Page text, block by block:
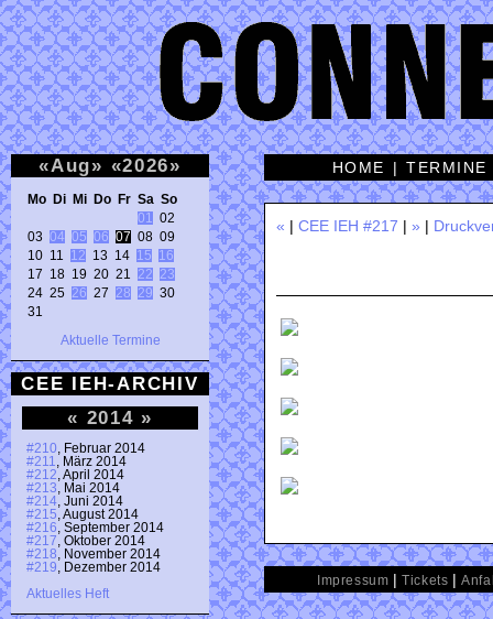
«Aug» «2026»
Mo Di Mi Do Fr Sa So
01
02
03 04 05 06 07 08 09
10 11 12 13 14 15
16
17 18 19 20 21 22
23
24 25 26 27 28 29 30
31
Aktuelle Termine
CEE IEH-ARCHIV
« 2014 »
#210 , Februar 2014
#211
, März 2014
#212 , April 2014
#213 , Mai 2014
#214 , Juni 2014
#215 , August 2014
#216 , September 2014
#217 , Oktober 2014
#218 , November 2014
#219 , Dezember 2014
Aktuelles Heft
HOME |TERMINE
« | CEE IEH #217 | » |
Impressum |Tickets |